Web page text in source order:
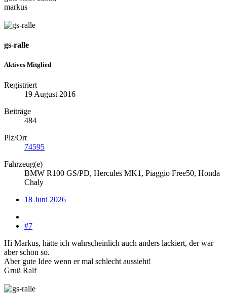
markus
gs-ralle
Aktives Mitglied
Registriert
19 August 2016
Beiträge
484
Plz/Ort
74595
Fahrzeug(e)
BMW R100 GS/PD, Hercules MK1, Piaggio Free50, Honda
Chaly
18 Juni 2026
#7
Hi Markus, hätte ich wahrscheinlich auch anders lackiert, der war
aber schon so.
Aber gute Idee wenn er mal schlecht aussieht!
Gruß Ralf